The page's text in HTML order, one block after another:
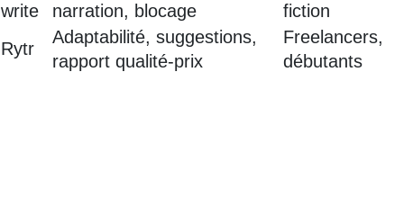
write
narration, blocage
fiction
Rytr
Adaptabilité, suggestions,
rapport qualité-prix
Freelancers,
débutants